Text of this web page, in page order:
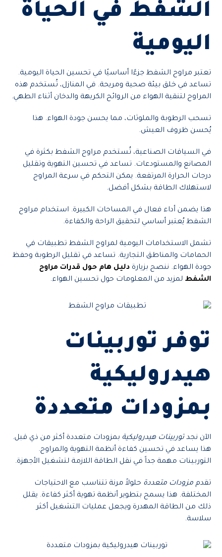
الشفط في الحياة
اليومية
تعتبر مراوح الشفط جزءًا أساسيًا في تحسين الحياة اليومية.
تساعد في خلق بيئة صحية ومريحة. في المنازل، تُستخدم هذه
المراوح لتنقية الهواء من الروائح الكريهة والدخان أثناء الطهي.
تسحب الرطوبة والملوثات، مما يحسن جودة الهواء. هذا
يُحسن ظروف العيش.
في السياقات الصناعية، تُستخدم مراوح الشفط بكثرة في
المصانع والمستودعات. تساعد في تحسين التهوية وتقليل
درجات الحرارة المرتفعة. يمكن التحكم في سرعة المراوح
لاستهلاك الطاقة بشكل أفضل.
هذا يضمن أداء فعال في المساحات الكبيرة. استخدام مراوح
الشفط يُعتبر أساسي لتحقيق الراحة والكفاءة.
تشمل الاستخدامات اليومية لمراوح الشفط تطبيقات في
الحمامات والمناطق التجارية. تساعد في تقليل الرطوبة وحفظ
جودة الهواء. ننصح بزيارة دليل هام حول قدرات مراوح
الشفط لمزيد من المعلومات حول تحسين الهواء.
توفر توربينات
هيدروليكية
بمزودات متعددة
الآن نجدتوربينات هيدروليكية بمزودات متعددة أكثر من ذي قبل.
هذا يساعد في تحسين كفاءة أنظمة التهوية والمراوح.
التوربينات مهمة جداً في نقل الطاقة اللازمة لتشغيل الأجهزة.
تقدممزودات متعددة حلولاً مرنة تتناسب مع الاحتياجات
المختلفة. هذا يسمح بتطوير أنظمة تهوية أكثر كفاءة. يقلل
ذلك من الطاقة المهدرة ويجعل عمليات التشغيل أكثر
سلاسة.